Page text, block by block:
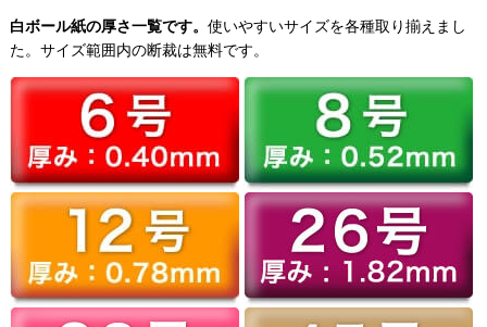
白ボール紙の厚さ一覧です。使いやすいサイズを各種取り揃えまし
た。サイズ範囲内の断裁は無料です。